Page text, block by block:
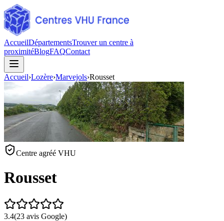
AccueilDépartementsTrouver un centre à
proximitéBlogFAQContact
Accueil›Lozère›Marvejols›Rousset
Centre agréé VHU
Rousset
3.4(23 avis Google)